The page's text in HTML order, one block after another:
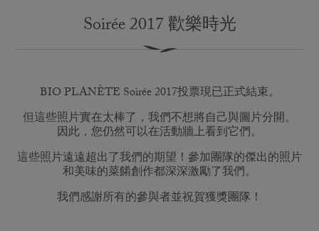
Soirée 2017 歡樂時光
BIO PLANÈTE Soirée 2017投票現已正式結束。
但這些照片實在太棒了，我們不想將自己與圖片分開。
因此，您仍然可以在活動牆上看到它們。
這些照片遠遠超出了我們的期望！參加團隊的傑出的照片
和美味的菜餚創作都深深激勵了我們。
我們感謝所有的參與者並祝賀獲獎團隊！